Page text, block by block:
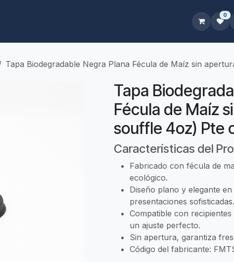
0
Tapa Biodegradable Negra Plana Fécula de Maíz sin
Tapa
Fécula de Maíz
souffle 4oz) Pte
Características del
Fabricado con fécula de
ecológico.
Diseño plano y elegante
presentaciones sofisticadas.
Compatible con
un ajuste perfecto.
Sin apertura, garantiza
Código del fabricante: